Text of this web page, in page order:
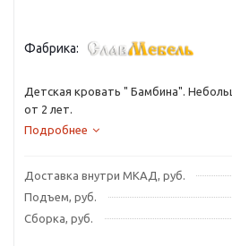
Фабрика:
Детская кровать " Бамбина".
от 2 лет.
Подробнее
Доставка внутри МКАД, руб.
Подъем, руб.
Сборка, руб.